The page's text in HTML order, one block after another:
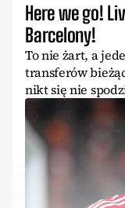
Here we go!
Barcelony!
To nie żart, a
transferów
nikt się nie